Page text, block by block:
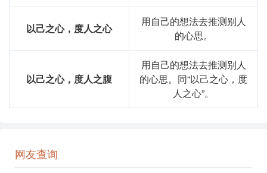
以己之心，度人之心
用自己的想法去推测别人
的心思。
以己之心，度人之腹
用自己的想法去推测别人
的心思。同“以己之心，度
人之心”。
网友查询